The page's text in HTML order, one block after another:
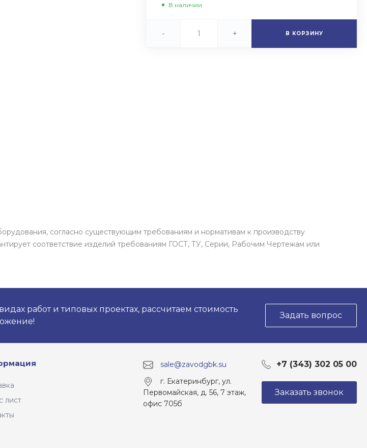
В наличии
- + В КОРЗИНУ
согласно существующим требованиям и нормативам к производству
соответствие изделий требованиям ГОСТ, ТУ, Серии, Рабочим Чертежам или
работ и типовых проектах, рассчитаем стоимость
Задать вопрос
лист
sale@zavodgbk.su +7 (343) 302 05 00
г. Екатеринбург, ул.
Первомайская, д. 56, 7 этаж,
офис 705б
Заказать звонок